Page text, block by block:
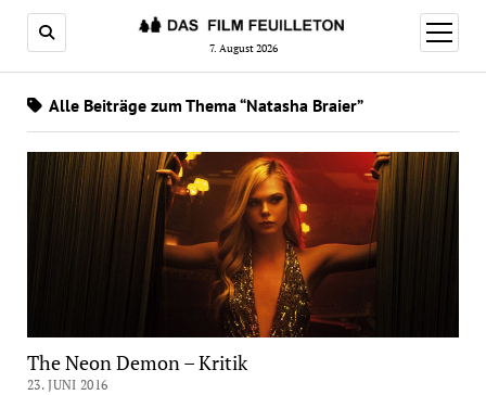
7. August 2026
Menü
öffnen
Alle Beiträge zum Thema “Natasha Braier”
The Neon Demon – Kritik
23. JUNI 2016